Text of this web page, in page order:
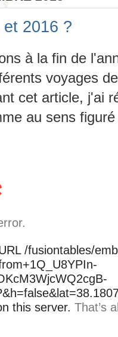
2016 ?
à la fin de
voyages
cet article, j'ai
au sens